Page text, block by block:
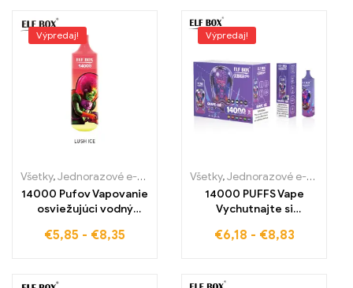
Výpredaj!
Všetky,Jednorazové e-cigaretky
Jednorazové e-cigarety
14000 Pufov Vapovanie
osviežujúci vodný
technológiou Lush Ice
€5,85 - €8,35
Výpredaj!
Všetky,Jednorazové e-cigaretky
14000 PUFFS Vape
Vychutnajte si
cla Grape Ice Smo ELF
€6,18 - €8,83